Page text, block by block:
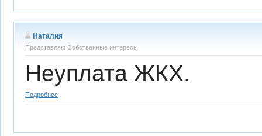
Наталия
Представляю Собственные интересы
Неуплата ЖКХ.
Подробнее